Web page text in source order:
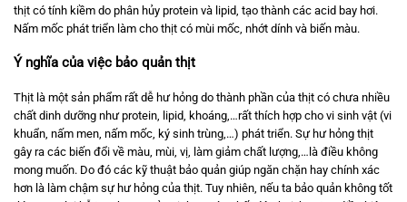
thịt có tính kiềm do phân hủy protein và lipid, tạo thành các acid bay hơi.
Nấm mốc phát triển làm cho thịt có mùi mốc, nhớt dính và biến màu.
Ý nghĩa của việc bảo quản thịt
Thịt là một sản phẩm rất dễ hư hỏng do thành phần của thịt có chưa nhiều
chất dinh dưỡng như protein, lipid, khoáng,…rất thích hợp cho vi sinh vật (vi
khuẩn, nấm men, nấm mốc, ký sinh trùng,…) phát triển. Sự hư hỏng thịt
gây ra các biến đổi về màu, mùi, vị, làm giảm chất lượng,…là điều không
mong muốn. Do đó các kỹ thuật bảo quản giúp ngăn chặn hay chính xác
hơn là làm chậm sự hư hỏng của thịt. Tuy nhiên, nếu ta bảo quản không tốt